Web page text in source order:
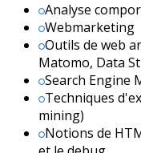
Analyse
Webmarketing
Outils de web
Matomo, Data
Search Engine
Techniques
mining)
Notions de